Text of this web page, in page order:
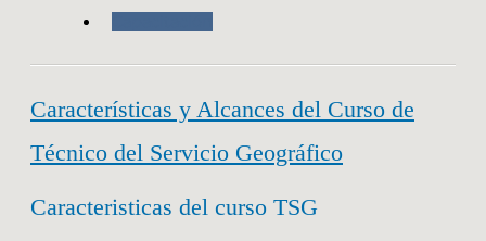
Características y Alcances del Curso de
Técnico del Servicio Geográfico
Caracteristicas del curso TSG